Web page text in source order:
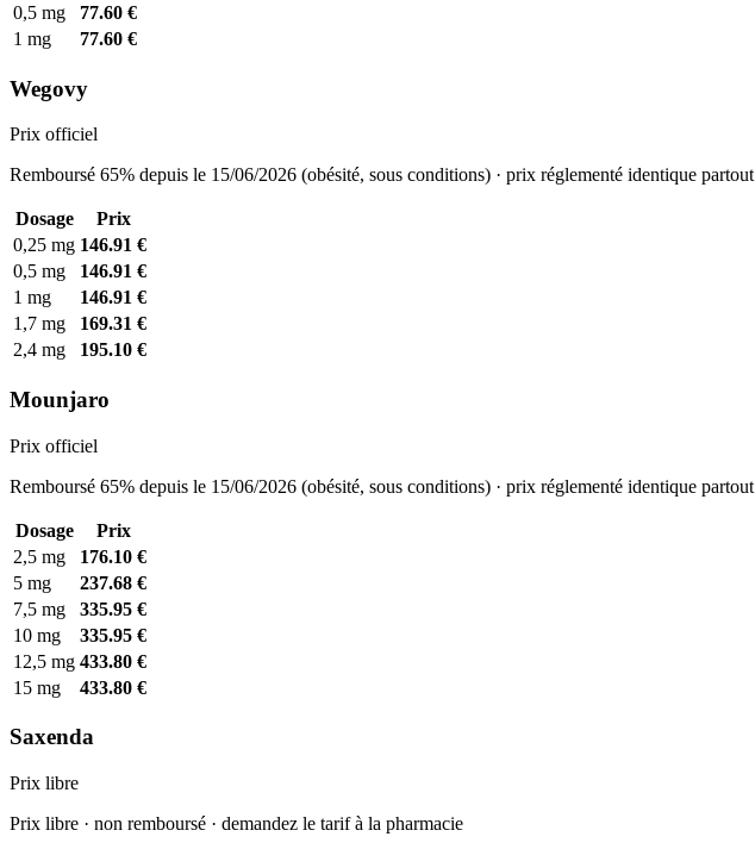
0,5 mg
77.60 €
1 mg
77.60 €
Wegovy
Prix officiel
Remboursé 65% depuis le 15/06/2026 (obésité, sous conditions) · prix réglementé identique partout
Dosage
Prix
0,25 mg 146.91 €
0,5 mg
146.91 €
1 mg
146.91 €
1,7 mg
169.31 €
2,4 mg
195.10 €
Mounjaro
Prix officiel
Remboursé 65% depuis le 15/06/2026 (obésité, sous conditions) · prix réglementé identique partout
Dosage
Prix
2,5 mg
176.10 €
5 mg
237.68 €
7,5 mg
335.95 €
10 mg
335.95 €
12,5 mg 433.80 €
15 mg
433.80 €
Saxenda
Prix libre
Prix libre · non remboursé · demandez le tarif à la pharmacie